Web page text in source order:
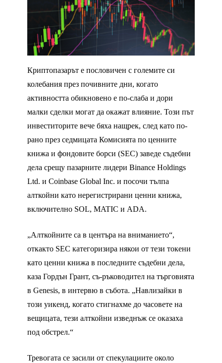
Криптопазарът е пословичен с големите си
колебания през почивните дни, когато
активността обикновено е по-слаба и дори
малки сделки могат да окажат влияние. Този път
инвеститорите вече бяха нащрек, след като по-
рано през седмицата Комисията по ценните
книжа и фондовите борси (SEC) заведе съдебни
дела срещу пазарните лидери Binance Holdings
Ltd. и Coinbase Global Inc. и посочи тълпа
алткойни като нерегистрирани ценни книжа,
включително SOL, MATIC и ADA.
„Алткойните са в центъра на вниманието“,
откакто SEC категоризира някои от тези токени
като ценни книжа в последните съдебни дела,
каза Гордън Грант, съ-ръководител на търговията
в Genesis, в интервю в събота. „Навлизайки в
този уикенд, когато стигнахме до часовете на
вещицата, тези алткойни изведнъж се оказаха
под обстрел.“
Тревогата се засили от спекулациите около